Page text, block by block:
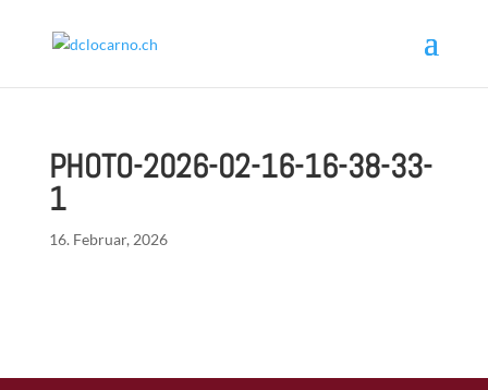
PHOTO-2026-02-16-16-38-33-
1
16. Februar, 2026